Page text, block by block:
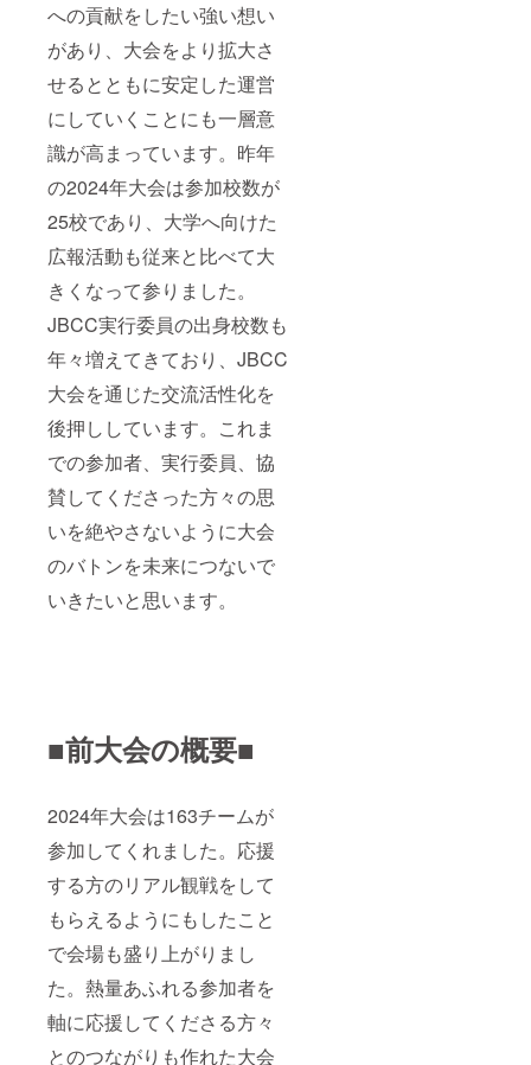
への貢献をしたい強い想い
があり、大会をより拡大さ
せるとともに安定した運営
にしていくことにも一層意
識が高まっています。昨年
の2024年大会は参加校数が
25校であり、大学へ向けた
広報活動も従来と比べて大
きくなって参りました。
JBCC実行委員の出身校数も
年々増えてきており、JBCC
大会を通じた交流活性化を
後押ししています。これま
での参加者、実行委員、協
賛してくださった方々の思
いを絶やさないように大会
のバトンを未来につないで
いきたいと思います。
■前大会の概要■
2024年大会は163チームが
参加してくれました。応援
する方のリアル観戦をして
もらえるようにもしたこと
で会場も盛り上がりまし
た。熱量あふれる参加者を
軸に応援してくださる方々
とのつながりも作れた大会